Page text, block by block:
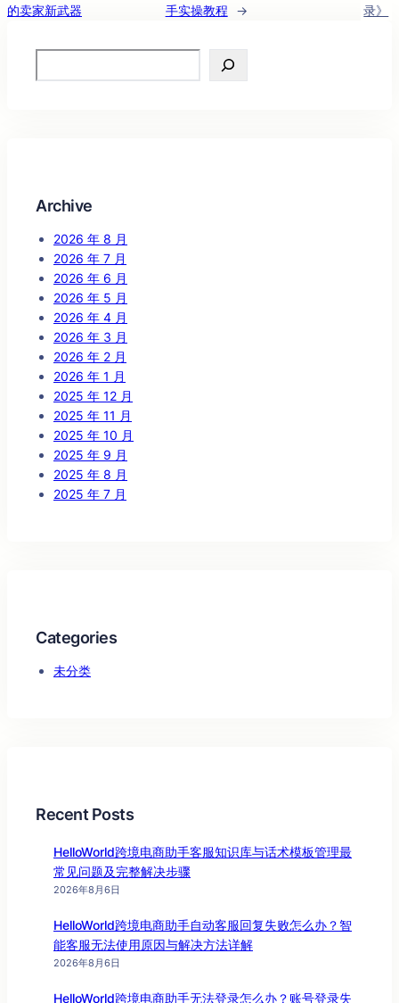
的卖家新武器
手实操教程
→
录》
Archive
2026 年 8 月
2026 年 7 月
2026 年 6 月
2026 年 5 月
2026 年 4 月
2026 年 3 月
2026 年 2 月
2026 年 1 月
2025 年 12 月
2025 年 11 月
2025 年 10 月
2025 年 9 月
2025 年 8 月
2025 年 7 月
Categories
未分类
Recent Posts
HelloWorld跨境电商助手客服知识库与话术模板管理最
常见问题及完整解决步骤
2026年8月6日
HelloWorld跨境电商助手自动客服回复失败怎么办？智
能客服无法使用原因与解决方法详解
2026年8月6日
HelloWorld跨境电商助手无法登录怎么办？账号登录失